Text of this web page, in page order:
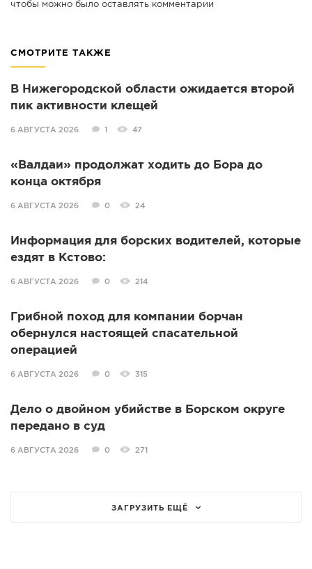
чтобы можно было оставлять комментарии
СМОТРИТЕ ТАКЖЕ
В Нижегородской области ожидается второй
пик активности клещей
6 АВГУСТА 2026 1 47
«Валдаи» продолжат ходить до Бора до
конца октября
6 АВГУСТА 2026 0 24
Информация для борских водителей, которые
ездят в Кстово:
6 АВГУСТА 2026 0 214
Грибной поход для компании борчан
обернулся настоящей спасательной
операцией
6 АВГУСТА 2026 0 315
Дело о двойном убийстве в Борском округе
передано в суд
6 АВГУСТА 2026 0 271
ЗАГРУЗИТЬ ЕЩЁ